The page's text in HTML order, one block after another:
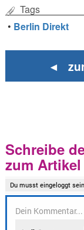
Tags
• Berlin Direkt
◄
Schreibe
zum Artikel